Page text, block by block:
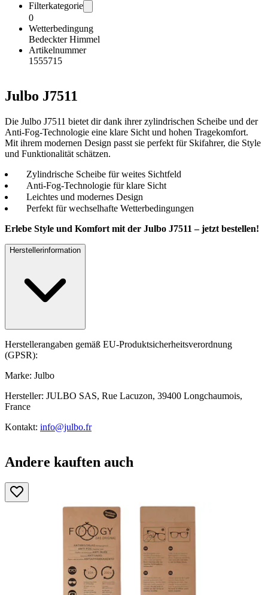
Filterkategorie
0
Wetterbedingung
Bedeckter Himmel
Artikelnummer
1555715
Julbo J7511
Die Julbo J7511 bietet dir dank ihrer zylindrischen Scheibe und der
Anti-Fog-Technologie eine klare Sicht und hohen Tragekomfort.
Mit ihrem modernen Design passt sie perfekt für Skifahrer, die Style
und Funktionalität schätzen.
Zylindrische Scheibe für weites Sichtfeld
Anti-Fog-Technologie für klare Sicht
Leichtes und modernes Design
Perfekt für wechselhafte Wetterbedingungen
Erlebe Style und Komfort mit der Julbo J7511 – jetzt bestellen!
Herstellerinformation
Herstellerangaben gemäß EU-Produktsicherheitsverordnung
(GPSR):
Marke: Julbo
Hersteller: JULBO SAS, Rue Lacuzon, 39400 Longchaumois,
France
Kontakt: info@julbo.fr
Andere kauften auch